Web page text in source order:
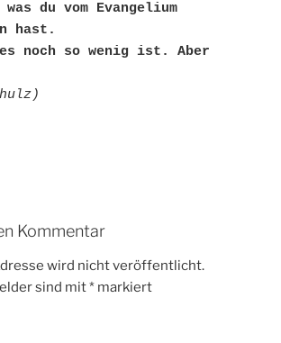
du vom Evangelium
hast.
es noch so wenig ist. Aber
Kommentar
wird nicht veröffentlicht.
sind mit* markiert